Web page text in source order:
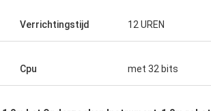
Verrichtingstijd 12 UREN
Cpu met 32 bits